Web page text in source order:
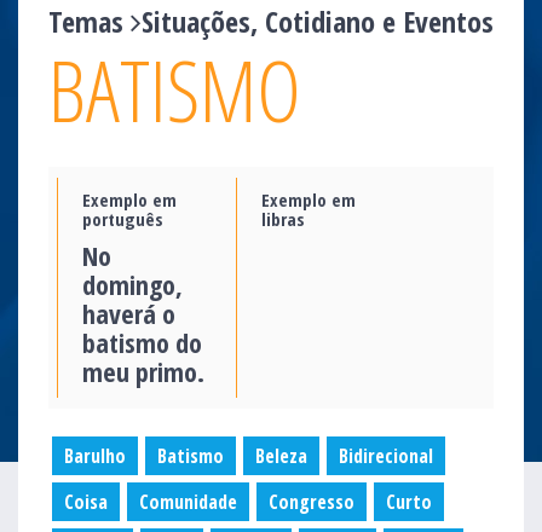
Temas Situações, Cotidiano e Eventos
BATISMO
Exemplo em
português
No
domingo,
haverá o
batismo do
meu primo.
Exemplo em
libras
Barulho Batismo Beleza
Bidirecional
Coisa
Comunidade Congresso
Curto